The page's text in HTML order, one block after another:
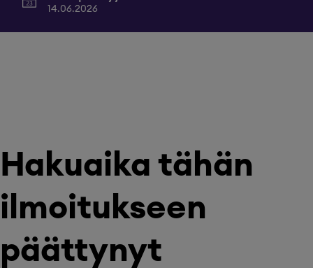
14.06.2026
Hakuaika tähän
ilmoitukseen
päättynyt